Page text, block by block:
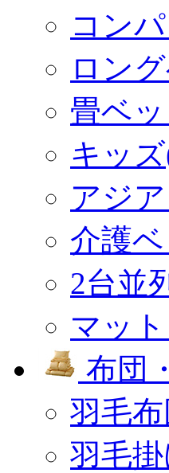
コン
ロン
畳ベッ
キッ
アジ
介護
2台並
マッ
布団
羽毛
羽毛